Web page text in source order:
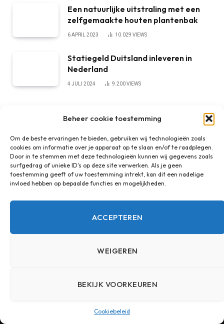
Beheer cookie toestemming
Om de beste ervaringen te bieden, gebruiken wij technologieën zoals
cookies om informatie over je apparaat op te slaan en/of te raadplegen.
Door in te stemmen met deze technologieën kunnen wij gegevens zoals
surfgedrag of unieke ID's op deze site verwerken. Als je geen
toestemming geeft of uw toestemming intrekt, kan dit een nadelige
invloed hebben op bepaalde functies en mogelijkheden.
ACCEPTEREN
WEIGEREN
BEKIJK VOORKEUREN
Cookiebeleid
Een natuurlijke uitstraling met een
zelfgemaakte houten plantenbak
6 APRIL 2023 10.029 VIEWS
Statiegeld Duitsland inleveren in
Nederland
4 JULI 2024 9.200VIEWS
POPULAIRE BERICHTEN
Biocompatibel vulmateriaal
Een natuurlijke uitstraling met een
Statiegeld Duitsland inleveren in
4 JULI 2024 9.200VIEWS